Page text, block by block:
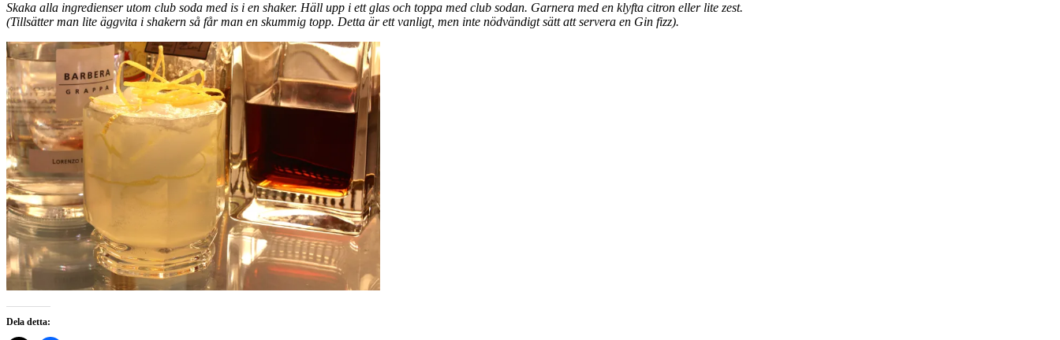
Skaka alla ingredienser utom club soda med is i en shaker. Häll upp i ett glas och toppa med club sodan. Garnera med en klyfta citron eller lite zest.
(Tillsätter man lite äggvita i shakern så får man en skummig topp. Detta är ett vanligt, men inte nödvändigt sätt att servera en Gin fizz).
Dela detta: